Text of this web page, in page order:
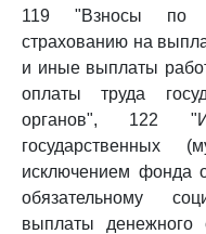
119 "Взносы по
страхованию на
и иные выплаты
оплаты труда
органов", 122
государственных
исключением фонда
обязательному
выплаты